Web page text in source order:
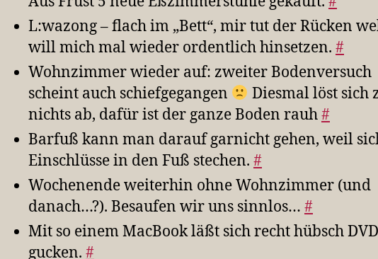
L:wazong – flach im „Bett“, mir tut der Rücken
will mich mal wieder ordentlich hinsetzen. #
Wohnzimmer wieder auf: zweiter Bodenversuch
scheint auch schiefgegangen
Diesmal löst sich
nichts ab, dafür ist der ganze Boden rauh#
Barfuß kann man darauf garnicht gehen, weil
Einschlüsse in den Fuß stechen. #
Wochenende weiterhin ohne Wohnzimmer (und
danach…?). Besaufen wir uns sinnlos… #
Mit so einem MacBook läßt sich recht hübsch DVD
gucken. #